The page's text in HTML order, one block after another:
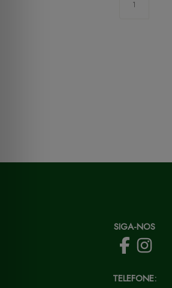
1
SIGA-NOS
TELEFONE: